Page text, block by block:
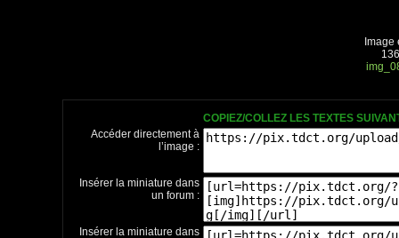
COPIEZ/COLLEZ LES TEXTES
Accéder directement à
l’image :
Insérer la miniature dans
un forum :
Insérer la miniature dans